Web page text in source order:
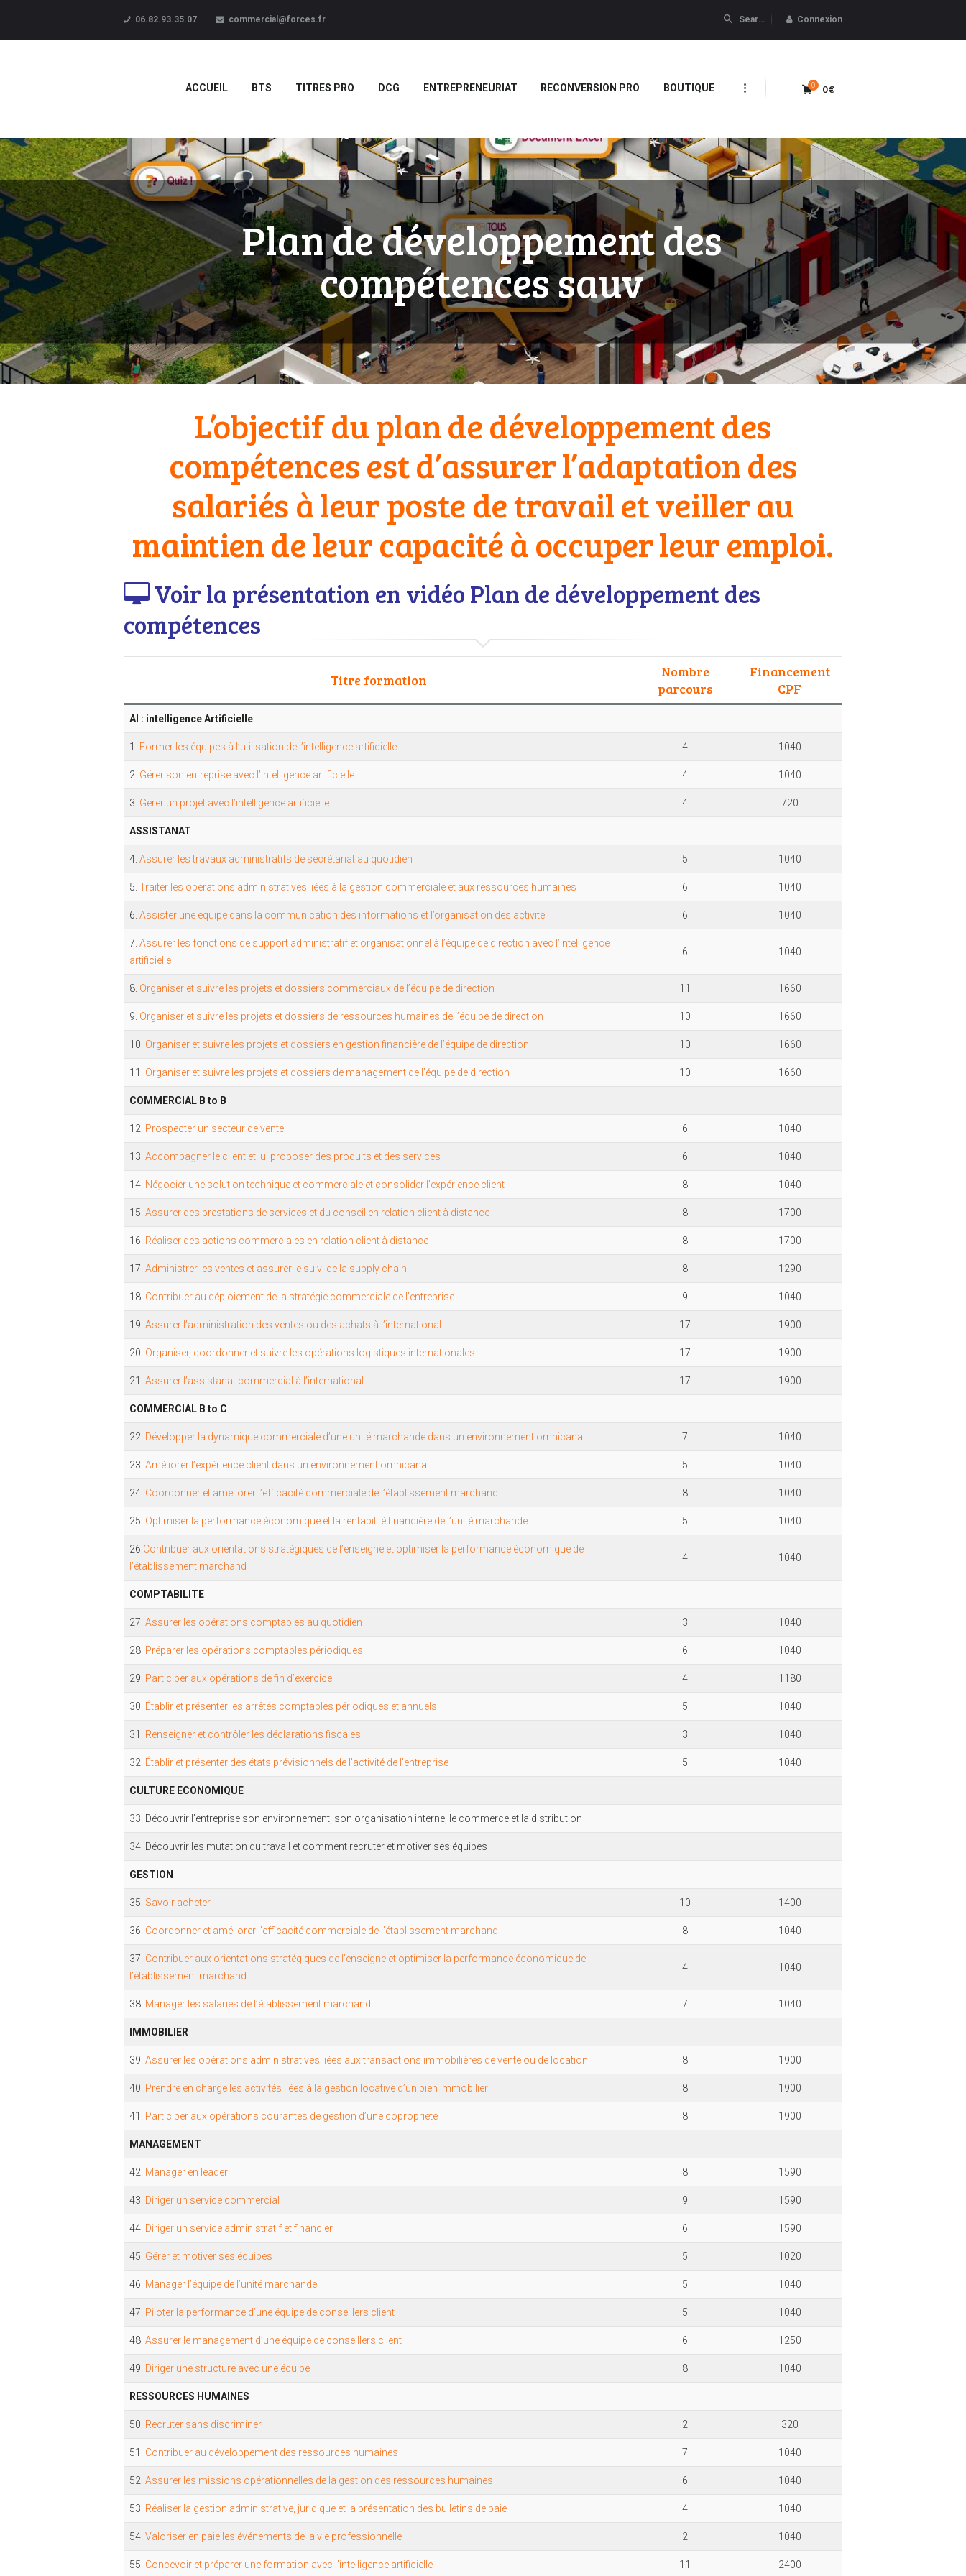
06.82.93.35.07 commercial@forces.fr Connexion
ACCUEIL BTS TITRES PRO DCG ENTREPRENEURIAT RECONVERSION PRO BOUTIQUE 0€
0
Plan de développement des
compétences sauv
Forces LMS
BTS
DCG
RECONVERSION PRO
BOUTIQUE
MARQUE
BLANCHE/SCORM
L’objectif du plan de développement des
compétences est d’assurer l’adaptation des
salariés à leur poste de travail et veiller au
maintien de leur capacité à occuper leur emploi.
Voir la présentation en vidéo Plan de développement des
compétences
Titre formation
Nombre
parcours
Financement
CPF
AI : intelligence Artificielle
1. Former les équipes à l’utilisation de l’intelligence artificielle 4 1040
2. Gérer son entreprise avec l’intelligence artificielle 4 1040
3. Gérer un projet avec l’intelligence artificielle 4 720
ASSISTANAT
4. Assurer les travaux administratifs de secrétariat au quotidien 5 1040
5. Traiter les opérations administratives liées à la gestion commerciale et aux ressources humaines 6 1040
6. Assister une équipe dans la communication des informations et l’organisation des activité 6 1040
7. Assurer les fonctions de support administratif et organisationnel à l’équipe de direction avec l’intelligence
artificielle
6 1040
8. Organiser et suivre les projets et dossiers commerciaux de l’équipe de direction 11 1660
9. Organiser et suivre les projets et dossiers de ressources humaines de l’équipe de direction 10 1660
10. Organiser et suivre les projets et dossiers en gestion financière de l’équipe de direction 10 1660
11. Organiser et suivre les projets et dossiers de management de l’équipe de direction 10 1660
COMMERCIAL B to B
12. Prospecter un secteur de vente 6 1040
13. Accompagner le client et lui proposer des produits et des services 6 1040
14. Négocier une solution technique et commerciale et consolider l’expérience client 8 1040
15. Assurer des prestations de services et du conseil en relation client à distance 8 1700
16. Réaliser des actions commerciales en relation client à distance 8 1700
17. Administrer les ventes et assurer le suivi de la supply chain 8 1290
18. Contribuer au déploiement de la stratégie commerciale de l’entreprise 9 1040
19. Assurer l’administration des ventes ou des achats à l’international 17 1900
20. Organiser, coordonner et suivre les opérations logistiques internationales 17 1900
21. Assurer l’assistanat commercial à l’international 17 1900
COMMERCIAL B to C
22. Développer la dynamique commerciale d’une unité marchande dans un environnement omnicanal 7 1040
23. Améliorer l’expérience client dans un environnement omnicanal 5 1040
24. Coordonner et améliorer l’efficacité commerciale de l’établissement marchand 8 1040
25. Optimiser la performance économique et la rentabilité financière de l’unité marchande 5 1040
26.Contribuer aux orientations stratégiques de l’enseigne et optimiser la performance économique de
l’établissement marchand
4 1040
COMPTABILITE
27. Assurer les opérations comptables au quotidien 3 1040
28. Préparer les opérations comptables périodiques 6 1040
29. Participer aux opérations de fin d’exercice 4 1180
30. Établir et présenter les arrêtés comptables périodiques et annuels 5 1040
31. Renseigner et contrôler les déclarations fiscales 3 1040
32. Établir et présenter des états prévisionnels de l’activité de l’entreprise 5 1040
CULTURE ECONOMIQUE
33. Découvrir l’entreprise son environnement, son organisation interne, le commerce et la distribution
34. Découvrir les mutation du travail et comment recruter et motiver ses équipes
GESTION
35. Savoir acheter 10 1400
36. Coordonner et améliorer l’efficacité commerciale de l’établissement marchand 8 1040
37. Contribuer aux orientations stratégiques de l’enseigne et optimiser la performance économique de
l’établissement marchand
4 1040
38. Manager les salariés de l’établissement marchand 7 1040
IMMOBILIER
39. Assurer les opérations administratives liées aux transactions immobilières de vente ou de location 8 1900
40. Prendre en charge les activités liées à la gestion locative d’un bien immobilier 8 1900
41. Participer aux opérations courantes de gestion d’une copropriété 8 1900
MANAGEMENT
42. Manager en leader 8 1590
43. Diriger un service commercial 9 1590
44. Diriger un service administratif et financier 6 1590
45. Gérer et motiver ses équipes 5 1020
46. Manager l’équipe de l’unité marchande 5 1040
47. Piloter la performance d’une équipe de conseillers client 5 1040
48. Assurer le management d’une équipe de conseillers client 6 1250
49. Diriger une structure avec une équipe 8 1040
RESSOURCES HUMAINES
50. Recruter sans discriminer 2 320
51. Contribuer au développement des ressources humaines 7 1040
52. Assurer les missions opérationnelles de la gestion des ressources humaines 6 1040
53. Réaliser la gestion administrative, juridique et la présentation des bulletins de paie 4 1040
54. Valoriser en paie les événements de la vie professionnelle 2 1040
55. Concevoir et préparer une formation avec l’intelligence artificielle 11 2400